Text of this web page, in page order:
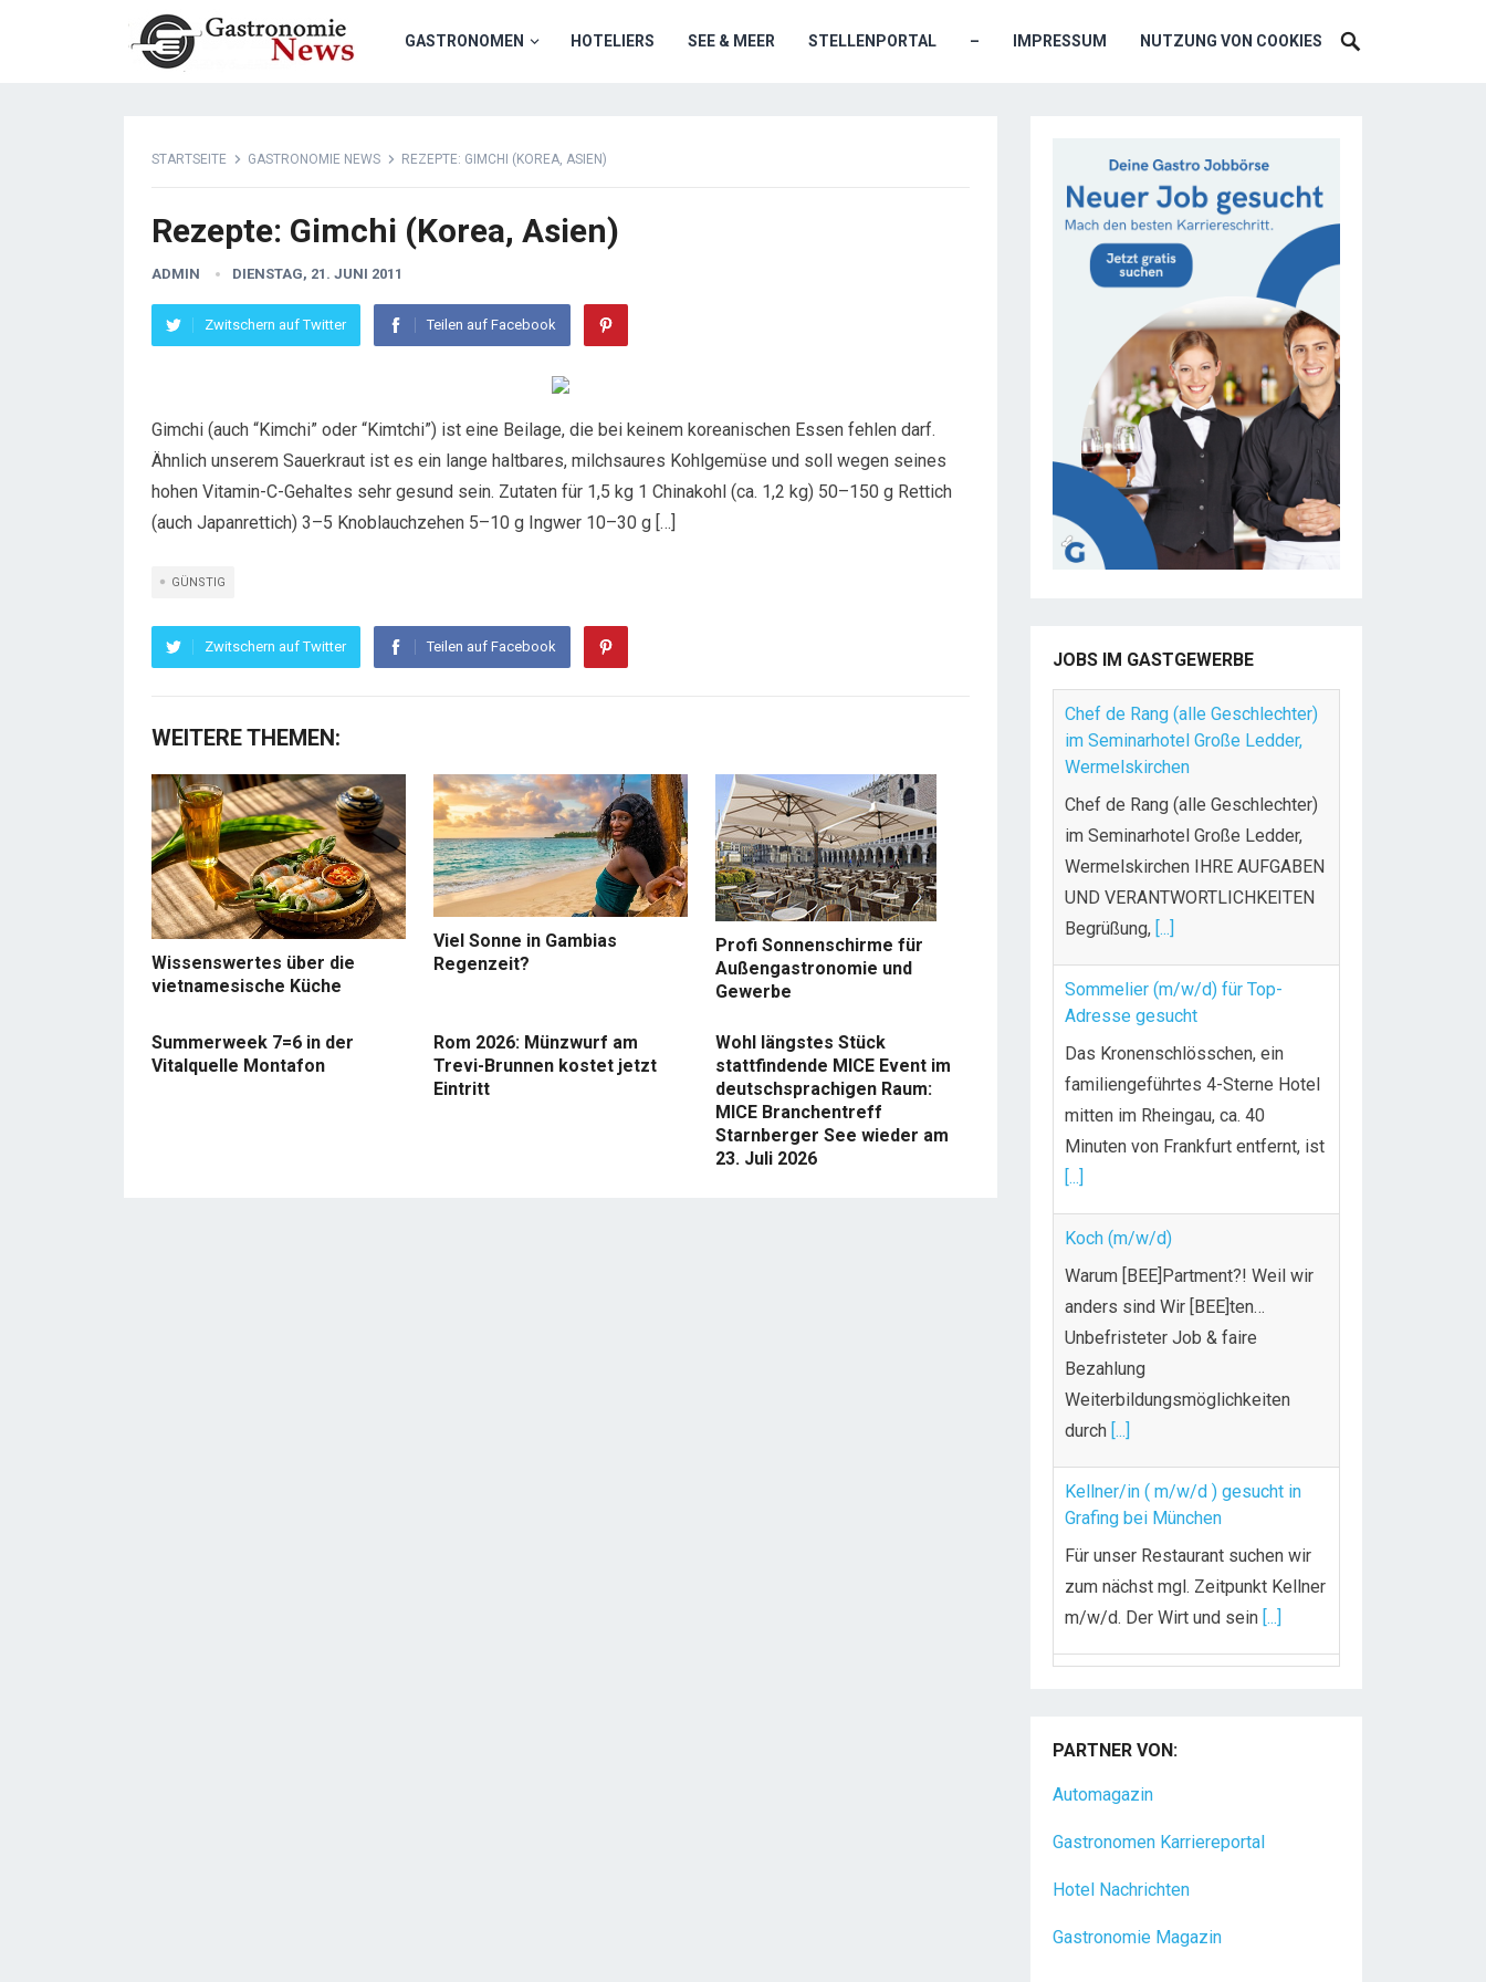
GASTRONOMEN HOTELIERS SEE & MEER STELLENPORTAL – IMPRESSUM NUTZUNG VON COOKIES
STARTSEITE GASTRONOMIE NEWS REZEPTE: GIMCHI (KOREA, ASIEN)
Rezepte: Gimchi (Korea, Asien)
ADMIN DIENSTAG, 21. JUNI 2011
Zwitschern auf Twitter Teilen auf Facebook
Gimchi (auch “Kimchi” oder “Kimtchi”) ist eine Beilage, die bei keinem koreanischen Essen fehlen darf.
Ähnlich unserem Sauerkraut ist es ein lange haltbares, milchsaures Kohlgemüse und soll wegen seines
hohen Vitamin-C-Gehaltes sehr gesund sein. Zutaten für 1,5 kg 1 Chinakohl (ca. 1,2 kg) 50–150 g Rettich
(auch Japanrettich) 3–5 Knoblauchzehen 5–10 g Ingwer 10–30 g […]
GÜNSTIG
Zwitschern auf Twitter Teilen auf Facebook
WEITERE THEMEN:
Wissenswertes über die
vietnamesische Küche
Viel Sonne in Gambias
Regenzeit?
Profi Sonnenschirme für
Außengastronomie und
Gewerbe
Summerweek 7=6 in der
Vitalquelle Montafon
Rom 2026: Münzwurf am
Trevi-Brunnen kostet jetzt
Eintritt
Wohl längstes Stück
stattfindende MICE Event im
deutschsprachigen Raum:
MICE Branchentreff
Starnberger See wieder am
23. Juli 2026
JOBS IM GASTGEWERBE
Chef de Rang (alle Geschlechter)
im Seminarhotel Große Ledder,
Wermelskirchen
Chef de Rang (alle Geschlechter)
im Seminarhotel Große Ledder,
Wermelskirchen IHRE AUFGABEN
UND VERANTWORTLICHKEITEN
Begrüßung, [...]
Sommelier (m/w/d) für Top-
Adresse gesucht
Das Kronenschlösschen, ein
familiengeführtes 4-Sterne Hotel
mitten im Rheingau, ca. 40
Minuten von Frankfurt entfernt, ist
[...]
Koch (m/w/d)
Warum [BEE]Partment?! Weil wir
anders sind Wir [BEE]ten…
Unbefristeter Job & faire
Bezahlung
Weiterbildungsmöglichkeiten
durch [...]
Kellner/in ( m/w/d ) gesucht in
Grafing bei München
Für unser Restaurant suchen wir
zum nächst mgl. Zeitpunkt Kellner
m/w/d. Der Wirt und sein [...]
Dein Arbeitsplatz mit
(m/w/d) Du bist Gastgeber aus
Leidenschaft und liebst[...]